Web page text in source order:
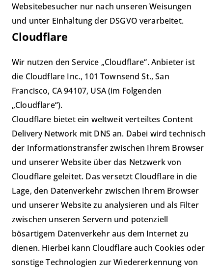
Websitebesucher nur nach unseren Weisungen
und unter Einhaltung der DSGVO verarbeitet.
Cloudflare
Wir nutzen den Service „Cloudflare“. Anbieter ist
die Cloudflare Inc., 101 Townsend St., San
Francisco, CA 94107, USA (im Folgenden
„Cloudflare“).
Cloudflare bietet ein weltweit verteiltes Content
Delivery Network mit DNS an. Dabei wird technisch
der Informationstransfer zwischen Ihrem Browser
und unserer Website über das Netzwerk von
Cloudflare geleitet. Das versetzt Cloudflare in die
Lage, den Datenverkehr zwischen Ihrem Browser
und unserer Website zu analysieren und als Filter
zwischen unseren Servern und potenziell
bösartigem Datenverkehr aus dem Internet zu
dienen. Hierbei kann Cloudflare auch Cookies oder
sonstige Technologien zur Wiedererkennung von